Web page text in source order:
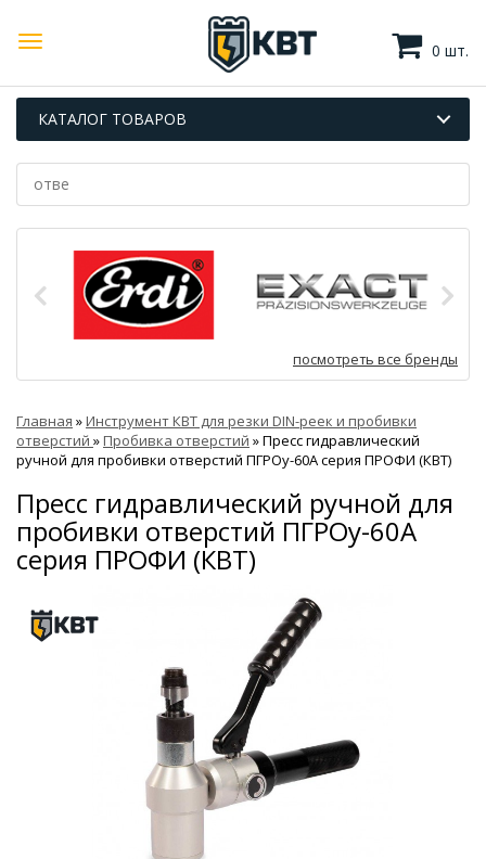
0 шт.
КАТАЛОГ ТОВАРОВ
посмотреть все бренды
Главная »Инструмент КВТ для резки DIN-реек и пробивки
отверстий »Пробивка отверстий »Пресс гидравлический
ручной для пробивки отверстий ПГРОу-60А серия ПРОФИ (КВТ)
Пресс гидравлический ручной для
пробивки отверстий ПГРОу-60А
серия ПРОФИ (КВТ)